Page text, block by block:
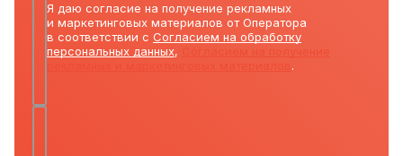
Я даю согласие на получение рекламных
и маркетинговых материалов от Оператора
в соответствии с Согласием на обработку
персональных данных,
.